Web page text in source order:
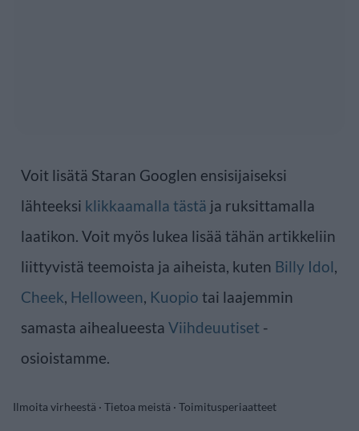
Voit lisätä Staran Googlen ensisijaiseksi
lähteeksi klikkaamalla tästä ja ruksittamalla
laatikon. Voit myös lukea lisää tähän artikkeliin
liittyvistä teemoista ja aiheista, kuten Billy Idol,
Cheek, Helloween, Kuopio tai laajemmin
samasta aihealueesta Viihdeuutiset -
osioistamme.
Ilmoita virheestä · Tietoa meistä · Toimitusperiaatteet